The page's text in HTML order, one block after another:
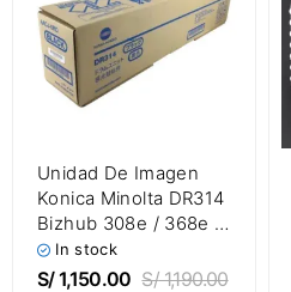
Unidad De Imagen
Konica Minolta DR314
Bizhub 308e / 368e /
458e / 558e / 658e
Drum Unit
In stock
S/1,150.00 S/1,190.00